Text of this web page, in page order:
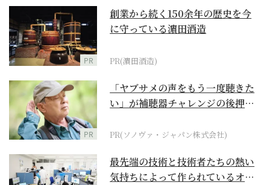
PR
創業から続く150余年の歴史を今
に守っている濵田酒造
PR(濵田酒造)
PR
「ヤブサメの声をもう一度聴きた
い」が補聴器チャレンジの後押し
PR(ソノヴァ・ジャパン株式会社)
最先端の技術と技術者たちの熱い
気持ちによって作られているオー